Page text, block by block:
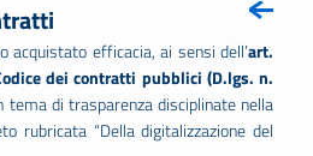
acquistato efficacia, ai sensi dell’art.
dei contratti pubblici (D.lgs. n.
tema di trasparenza disciplinate nella
rubricata “Della digitalizzazione del